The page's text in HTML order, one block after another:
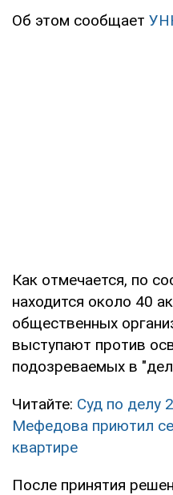
Об этом сообщает
Как отмечается, по
находится около 40
общественных
выступают против
подозреваемых в
Читайте: Суд по делу
Мефедова приютил
квартире
После принятия